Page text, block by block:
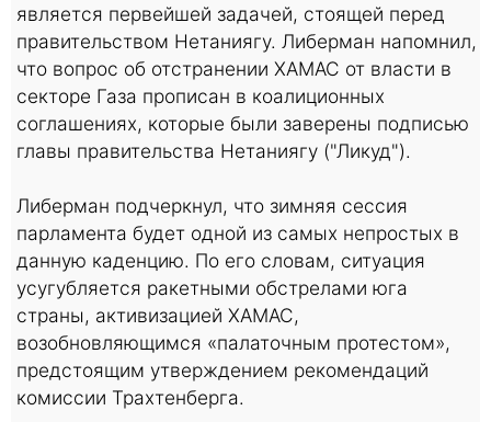
является первейшей задачей, стоящей перед
правительством Нетаниягу. Либерман напомнил,
что вопрос об отстранении ХАМАС от власти в
секторе Газа прописан в коалиционных
соглашениях, которые были заверены подписью
главы правительства Нетаниягу ("Ликуд").
Либерман подчеркнул, что зимняя сессия
парламента будет одной из самых непростых в
данную каденцию. По его словам, ситуация
усугубляется ракетными обстрелами юга
страны, активизацией ХАМАС,
возобновляющимся «палаточным протестом»,
предстоящим утверждением рекомендаций
комиссии Трахтенберга.